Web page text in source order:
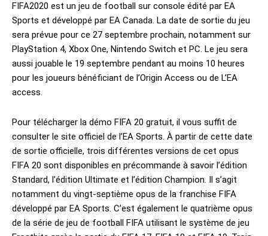
FIFA2020 est un jeu de football sur console édité par EA
Sports et développé par EA Canada. La date de sortie du jeu
sera prévue pour ce 27 septembre prochain, notamment sur
PlayStation 4, Xbox One, Nintendo Switch et PC. Le jeu sera
aussi jouable le 19 septembre pendant au moins 10 heures
pour les joueurs bénéficiant de l’Origin Access ou de L’EA
access.
Pour télécharger la démo FIFA 20 gratuit, il vous suffit de
consulter le site officiel de l’EA Sports. À partir de cette date
de sortie officielle, trois différentes versions de cet opus
FIFA 20 sont disponibles en précommande à savoir l’édition
Standard, l’édition Ultimate et l’édition Champion. Il s’agit
notamment du vingt-septième opus de la franchise FIFA
développé par EA Sports. C’est également le quatrième opus
de la série de jeu de football FIFA utilisant le système de jeu